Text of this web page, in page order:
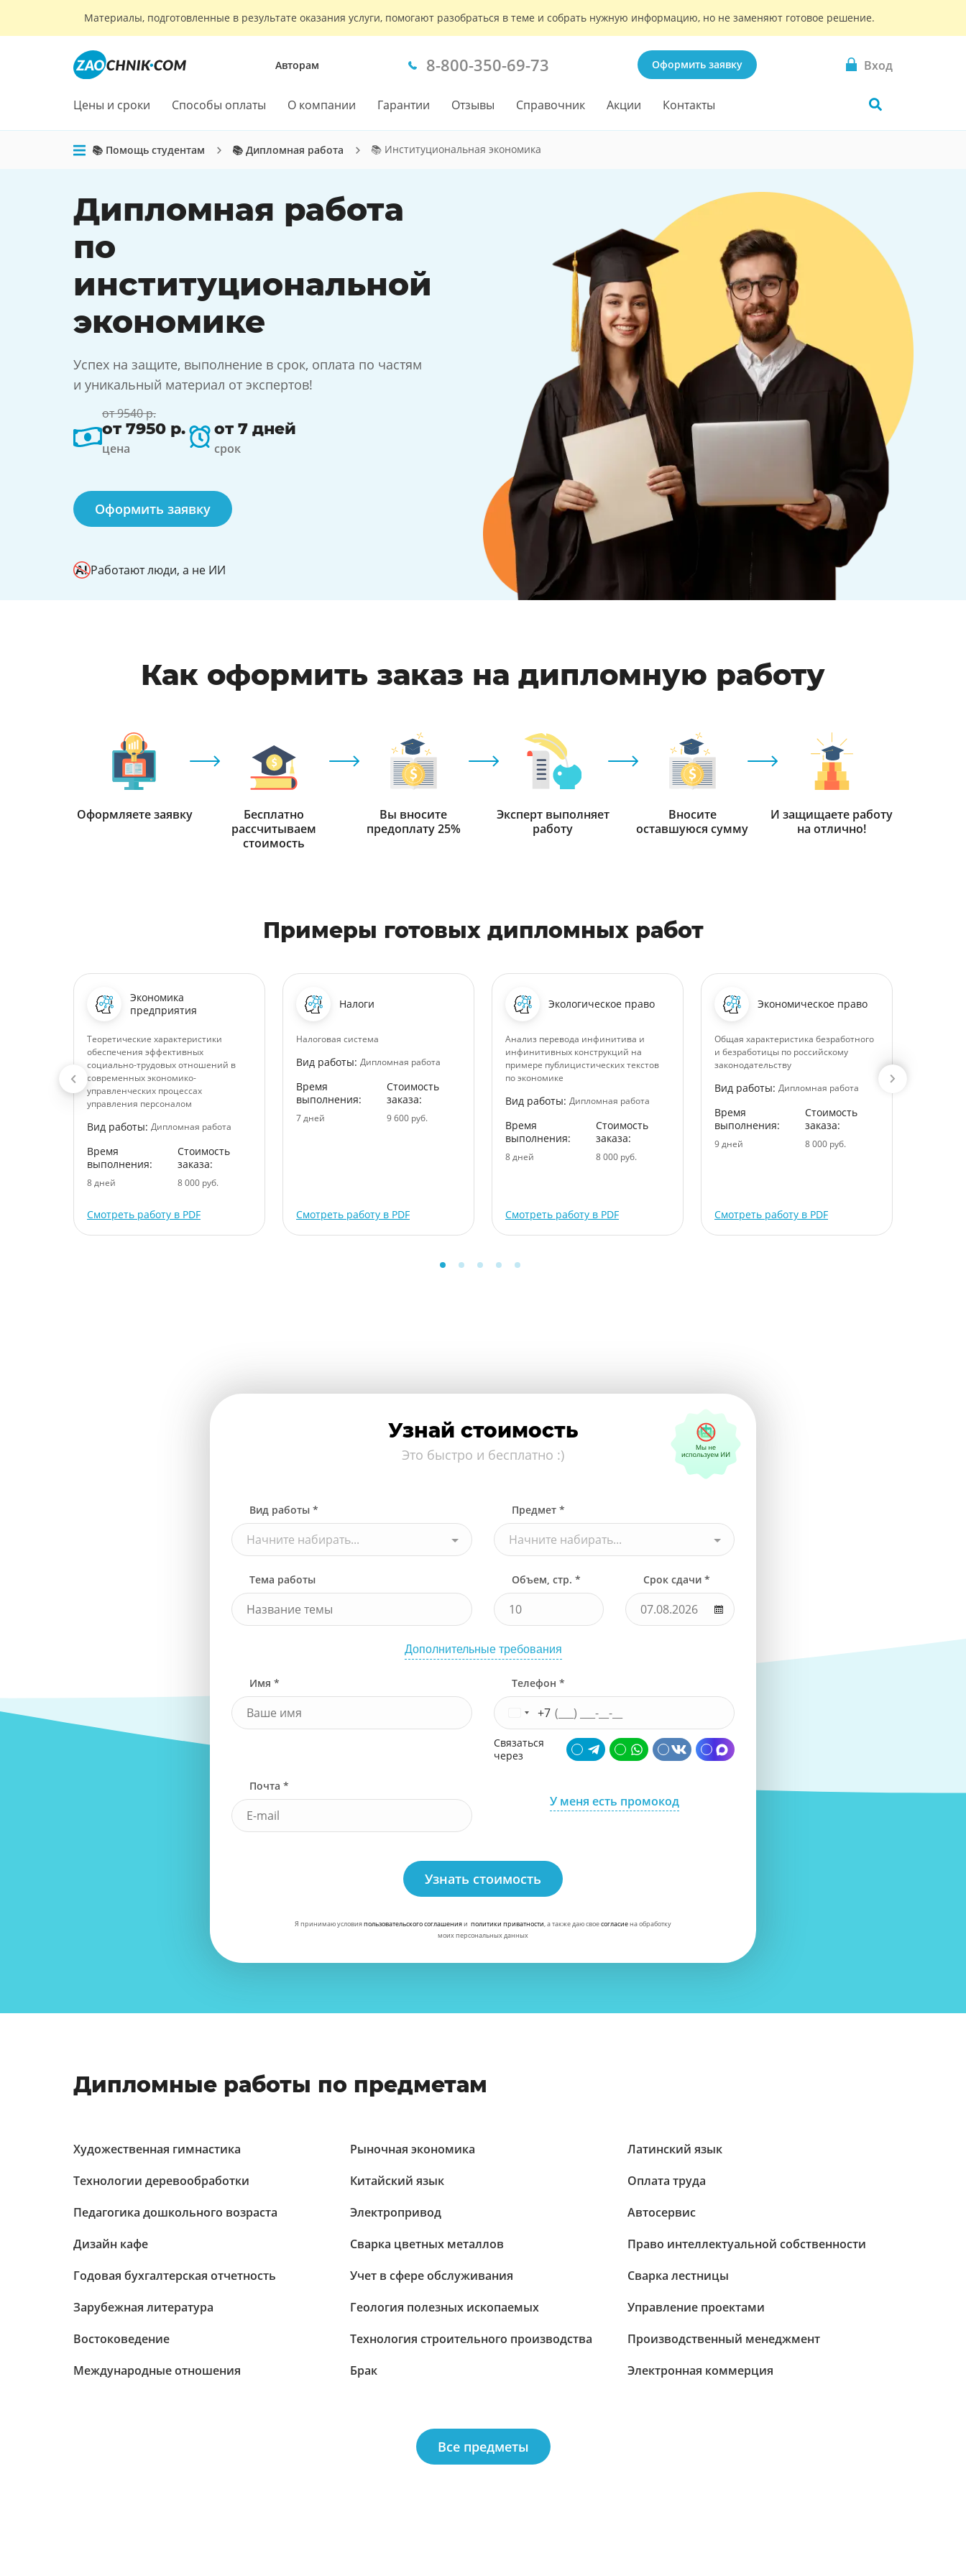
Материалы, подготовленные в результате оказания услуги, помогают разобраться в теме и собрать нужную информацию, но не заменяют готовое решение.
Авторам 8-800-350-69-73 Оформить заявку Вход
Цены и сроки Способы оплаты О компании Гарантии Отзывы Справочник Акции Контакты
📚 Помощь студентам 📚 Дипломная работа 📚 Институциональная экономика
Дипломная работа
по
институциональной
экономике
Успех на защите, выполнение в срок, оплата по частям
и уникальный материал от экспертов!
от 9540 р.
от 7950 р.
цена
от 7 дней
срок
Оформить заявку
Работают люди, а не ИИ
Как оформить заказ на дипломную работу
Оформляете заявку
Бесплатно
рассчитываем
стоимость
Вы вносите
предоплату 25%
Эксперт выполняет
работу
Вносите
оставшуюся сумму
И защищаете работу
на отлично!
Примеры готовых дипломных работ
Экономика
предприятия
Теоретические характеристики
обеспечения эффективных
социально-трудовых отношений в
современных экономико-
управленческих процессах
управления персоналом
Вид работы: Дипломная работа
Время
выполнения:
8 дней
Стоимость
заказа:
8 000 руб.
Смотреть работу в PDF
Налоги
Налоговая система
Вид работы: Дипломная работа
Время
выполнения:
7 дней
Стоимость
заказа:
9 600 руб.
Смотреть работу в PDF
Экологическое право
Анализ перевода инфинитива и
инфинитивных конструкций на
примере публицистических текстов
по экономике
Вид работы: Дипломная работа
Время
выполнения:
8 дней
Стоимость
заказа:
8 000 руб.
Смотреть работу в PDF
Экономическое право
Общая характеристика безработного
и безработицы по российскому
законодательству
Вид работы: Дипломная работа
Время
выполнения:
9 дней
Стоимость
заказа:
8 000 руб.
Смотреть работу в PDF
Узнай стоимость
Это быстро и бесплатно :)
Вид работы *
Начните набирать...
Предмет *
Начните набирать...
Тема работы Объем, стр. * Срок сдачи *
Дополнительные требования
Имя * Телефон *
+7
Связаться
через
Почта *
У меня есть промокод
Узнать стоимость
Я принимаю условияпользовательского соглашенияи политики приватности, а также даю своесогласиена обработку
моих персональных данных
Дипломные работы по предметам
Художественная гимнастика
Технологии деревообработки
Педагогика дошкольного возраста
Дизайн кафе
Годовая бухгалтерская отчетность
Зарубежная литература
Востоковедение
Международные отношения
Рыночная экономика
Китайский язык
Электропривод
Сварка цветных металлов
Учет в сфере обслуживания
Геология полезных ископаемых
Технология строительного производства
Брак
Латинский язык
Оплата труда
Автосервис
Право интеллектуальной собственности
Сварка лестницы
Управление проектами
Производственный менеджмент
Электронная коммерция
Все предметы